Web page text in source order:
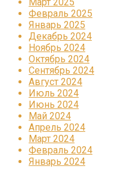
Февраль 2025
Январь 2025
Декабрь 2024
Ноябрь 2024
Октябрь 2024
Сентябрь 2024
Август 2024
Июль 2024
Июнь 2024
Май 2024
Апрель 2024
Март 2024
Февраль 2024
Январь 2024